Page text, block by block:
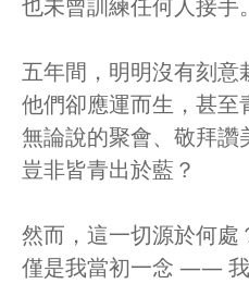
也未曾訓練任何人接手。
五年間，明明沒有刻意
他們卻應運而生，甚至
無論說的聚會、敬拜讚
豈非皆青出於藍？
然而，這一切源於何處
僅是我當初一念 ——